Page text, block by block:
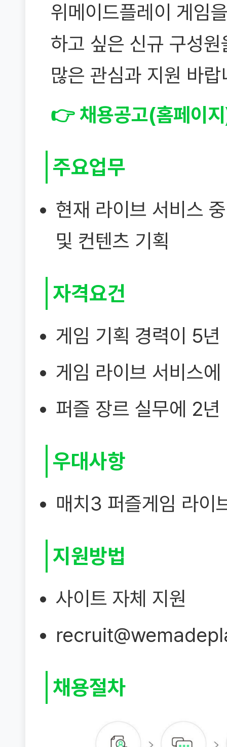
위메이드플레이 게임
하고 싶은 신규 구성
많은 관심과 지원 바
👉 채용공고(홈페이
주요업무
현재 라이브 서비스
및 컨텐츠 기획
자격요건
게임 기획 경력이 5년
게임 라이브 서비스
퍼즐 장르 실무에 2
우대사항
매치3 퍼즐게임 라이
지원방법
사이트 자체 지원
채용절차